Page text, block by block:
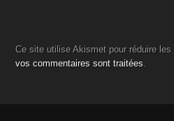
Ce site utilise Akismet pour réduire les
vos commentaires sont traitées.